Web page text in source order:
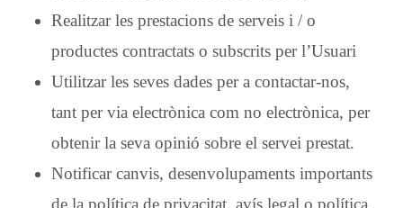
Realitzar les prestacions de serveis i / o
productes contractats o subscrits per l’Usuari
Utilitzar les seves dades per a contactar-nos,
tant per via electrònica com no electrònica, per
obtenir la seva opinió sobre el servei prestat.
Notificar canvis, desenvolupaments importants
de la política de privacitat, avís legal o política